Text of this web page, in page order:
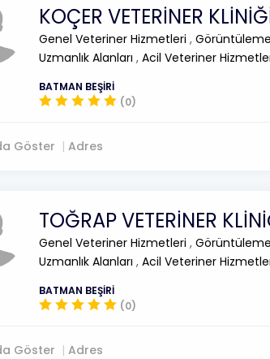
KOÇER VETERİNER
Genel Veteriner Hizmetleri ,
Uzmanlık Alanları , Acil Veteriner
BATMAN BEŞİRİ
(0)
Göster Adres
TOĞRAP VETERİNER
Genel Veteriner Hizmetleri ,
Uzmanlık Alanları , Acil Veteriner
BATMAN BEŞİRİ
(0)
Göster Adres